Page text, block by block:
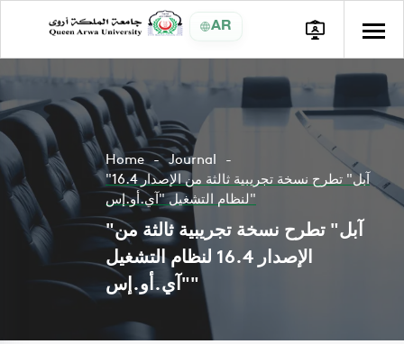
AR
Home
Journal
"آبل" تطرح نسخة تجريبية ثالثة من الإصدار 16.4
لنظام التشغيل "آي.أو.إس"
"آبل" تطرح نسخة تجريبية ثالثة من
الإصدار 16.4 لنظام التشغيل
"آي.أو.إس"